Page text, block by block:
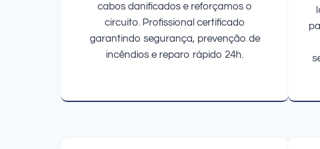
cabos danificados e reforçamos o
circuito. Profissional certificado
garantindo segurança, prevenção de
incêndios e reparo rápido 24h.